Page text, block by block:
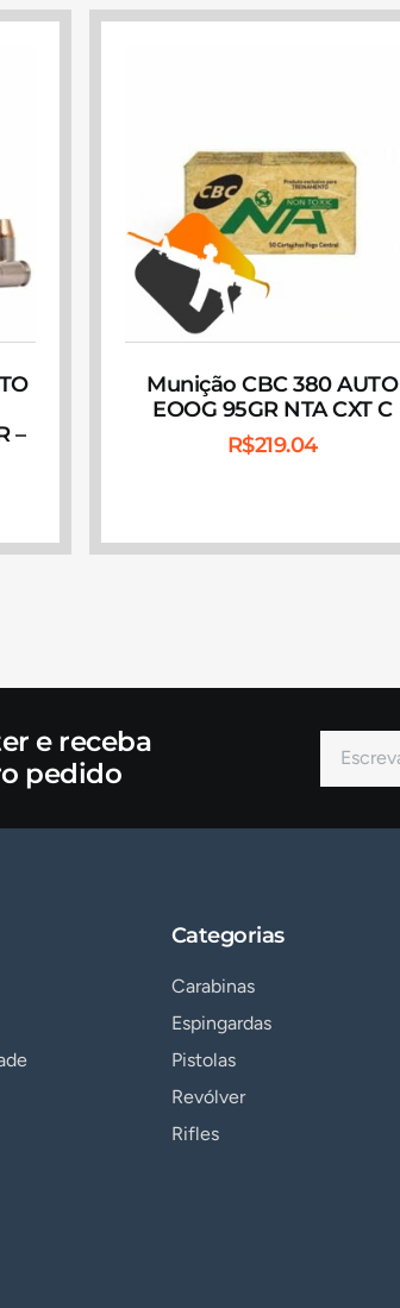
–
Munição CBC 380 AUTO
EOOG 95GR NTA CXT C
R$219.04
e receba
pedido
Categorias
Carabinas
Espingardas
Pistolas
Revólver
Rifles